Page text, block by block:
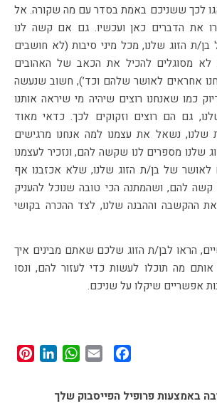
לכך ששניכם באמת בסדר עם מה שקורה. אל
את הדברים כאן ועכשיו. גם אם קשה לנו
ת הזוג שלנו, מכל מיני סיבות (לא חושבים
לא מסוגלים להכיל את הכאב של האהובים
אחראים לאושר שלהם וכד’), חשוב שנעשה
כמו שאנחנו רוצים שיהיה מי שיראה אותנו
גם הם רוצים וזקוקים לכך. כדאי מאוד
שלנו, נשאל את עצמנו למה אנחנו מרגישים
שלנו מספרים לנו שקשה להם, ונזכיר לעצמנו
של בן/ת הזוג שלנו, שלא אכזבנו אף
להם, ושהמתנה הכי טובה שנוכל להעניק
ההקשבה וההבנה שלנו, לצד ההכרה בקושי
הראו לבן/ת הזוג שלכם שאתם מבינים איך
מה תוכלו לעשות כדי לעזור להם, ונסו
אפשריים שיקלו על שניכם.
Facebook
Email
באמצעות פרופיל הפייסבוק שלך